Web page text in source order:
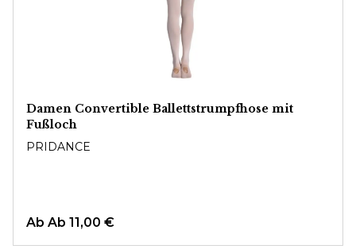
Damen Convertible Ballettstrumpfhose mit
Fußloch
PRIDANCE
Ab Ab 11,00 €